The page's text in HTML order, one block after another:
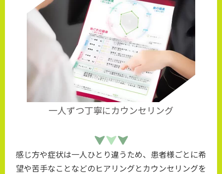
一人ずつ丁寧にカウンセリング
感じ方や症状は一人ひとり違うため、患者様ごとに希
望や苦手なことなどのヒアリングとカウンセリングを